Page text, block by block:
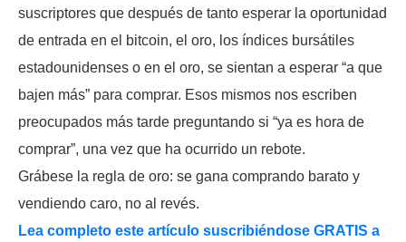
suscriptores que después de tanto esperar la oportunidad
de entrada en el bitcoin, el oro, los índices bursátiles
estadounidenses o en el oro, se sientan a esperar “a que
bajen más” para comprar. Esos mismos nos escriben
preocupados más tarde preguntando si “ya es hora de
comprar”, una vez que ha ocurrido un rebote.
Grábese la regla de oro: se gana comprando barato y
vendiendo caro, no al revés.
Lea completo este artículo suscribiéndose GRATIS a